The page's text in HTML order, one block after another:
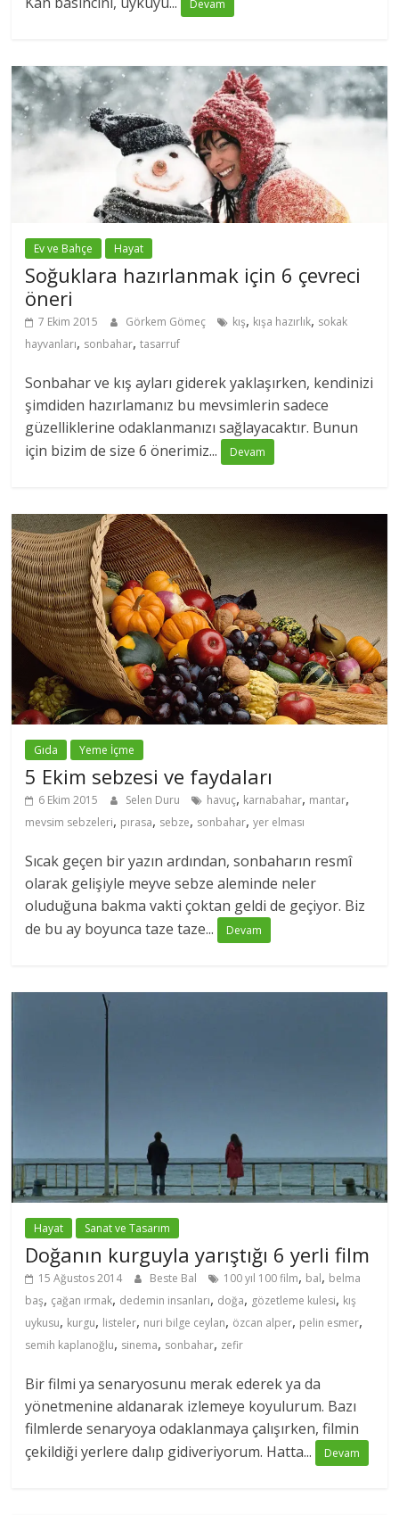
Devam
Ev ve Bahçe Hayat
Soğuklara hazırlanmak için 6 çevreci
öneri
7 Ekim 2015 Görkem Gömeç kış, kışa hazırlık, sokak
hayvanları, sonbahar,tasarruf
Sonbahar ve kış ayları giderek yaklaşırken, kendinizi
şimdiden hazırlamanız bu mevsimlerin sadece
güzelliklerine odaklanmanızı sağlayacaktır. Bunun
için bizim de size 6 önerimiz...
Devam
Gıda Yeme İçme
5 Ekim sebzesi ve faydaları
6 Ekim 2015 Selen Duru havuç, karnabahar, mantar,
mevsim sebzeleri, pırasa, sebze, sonbahar,yer elması
Sıcak geçen bir yazın ardından, sonbaharın resmî
olarak gelişiyle meyve sebze aleminde neler
oluduğuna bakma vakti çoktan geldi de geçiyor. Biz
de bu ay boyunca taze taze...
Devam
Hayat Sanat ve Tasarım
Doğanın kurguyla yarıştığı 6 yerli film
15 Ağustos 2014 Beste Bal 100 yıl 100 film, bal, belma
baş, çağan ırmak, dedemin insanları, doğa, gözetleme kulesi, kış
uykusu, kurgu, listeler, nuri bilge ceylan, özcan alper, pelin esmer,
semih kaplanoğlu, sinema, sonbahar, zefir
Bir filmi ya senaryosunu merak ederek ya da
yönetmenine aldanarak izlemeye koyulurum. Bazı
filmlerde senaryoya odaklanmaya çalışırken, filmin
çekildiği yerlere dalıp gidiveriyorum. Hatta...
Devam